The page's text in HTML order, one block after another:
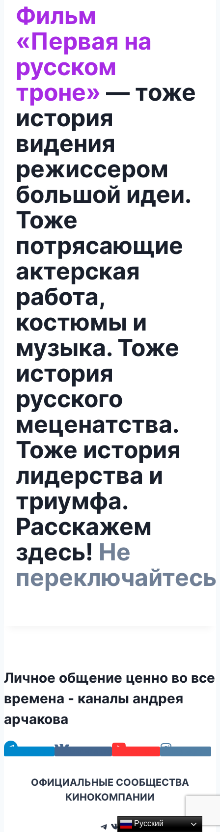
Фильм
«Первая на
русском
троне» — тоже
история
видения
режиссером
большой идеи.
Тоже
потрясающие
актерская
работа,
костюмы и
музыка. Тоже
история
русского
меценатства.
Тоже история
лидерства и
триумфа.
Расскажем
здесь! Не
переключайтесь
Личное общение ценно во все
времена - каналы андрея
арчакова
ОФИЦИАЛЬНЫЕ СООБЩЕСТВА
КИНОКОМПАНИИ
Telegram
ВКонтакте
Русский